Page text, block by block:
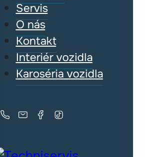
Servis
O nás
Kontakt
Interiér vozidla
Karoséria vozidla